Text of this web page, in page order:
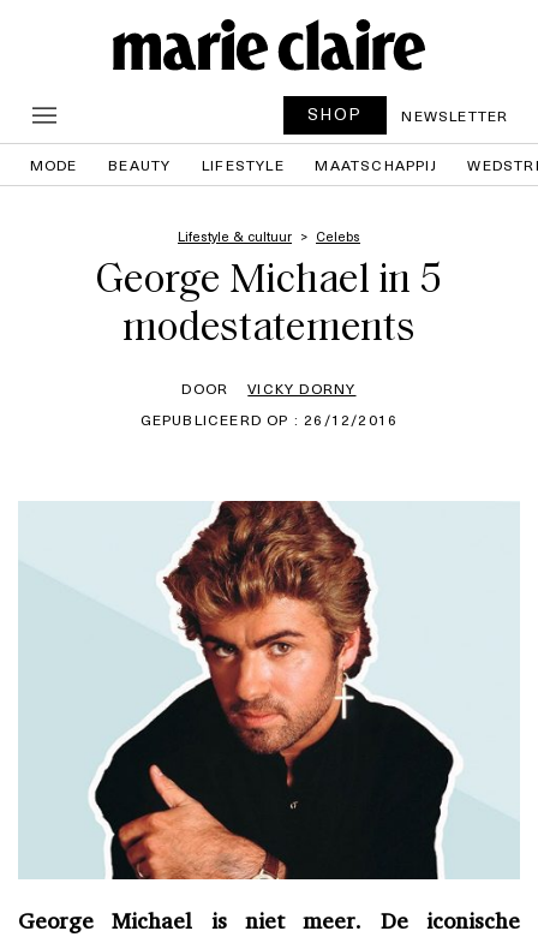
SHOP NEWSLETTER
MODE BEAUTY LIFESTYLE MAATSCHAPPIJ
Lifestyle & cultuur Celebs
George Michael in 5
modestatements
DOOR
VICKY DORNY
GEPUBLICEERD OP : 26/12/2016
George Michael is niet meer. De iconische